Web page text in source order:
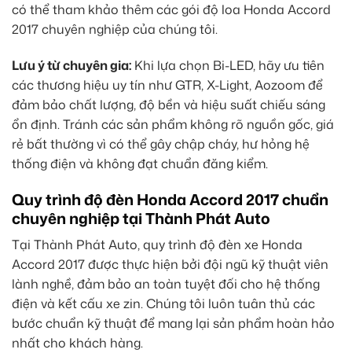
có thể tham khảo thêm các gói độ loa Honda Accord
2017 chuyên nghiệp của chúng tôi.
Lưu ý từ chuyên gia: Khi lựa chọn Bi-LED, hãy ưu tiên
các thương hiệu uy tín như GTR, X-Light, Aozoom để
đảm bảo chất lượng, độ bền và hiệu suất chiếu sáng
ổn định. Tránh các sản phẩm không rõ nguồn gốc, giá
rẻ bất thường vì có thể gây chập cháy, hư hỏng hệ
thống điện và không đạt chuẩn đăng kiểm.
Quy trình độ đèn Honda Accord 2017 chuẩn
chuyên nghiệp tại Thành Phát Auto
Tại Thành Phát Auto, quy trình độ đèn xe Honda
Accord 2017 được thực hiện bởi đội ngũ kỹ thuật viên
lành nghề, đảm bảo an toàn tuyệt đối cho hệ thống
điện và kết cấu xe zin. Chúng tôi luôn tuân thủ các
bước chuẩn kỹ thuật để mang lại sản phẩm hoàn hảo
nhất cho khách hàng.